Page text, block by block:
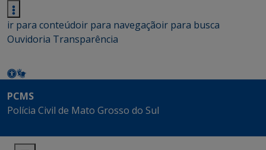
ir para conteúdoir para navegaçãoir para busca
Ouvidoria Transparência
PCMS
Polícia Civil de Mato Grosso do Sul